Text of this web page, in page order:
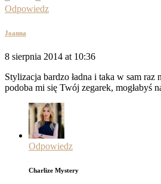
Odpowiedz
Joanna
8 sierpnia 2014 at 10:36
Stylizacja bardzo ładna i taka w sam raz
podoba mi się Twój zegarek, mogłabyś
Odpowiedz
Charlize Mystery